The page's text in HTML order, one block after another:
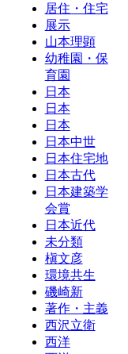
居住・住宅
展示
山本理顕
幼稚園・保
育園
日本
日本
日本
日本中世
日本住宅地
日本古代
日本建築学
会賞
日本近代
未分類
槇文彦
環境共生
磯崎新
著作・主義
西沢立衛
西洋